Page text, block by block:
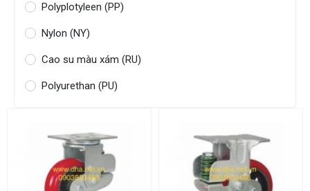
Polyplotyleen (PP)
Nylon (NY)
Cao su màu xám (RU)
Polyurethan (PU)